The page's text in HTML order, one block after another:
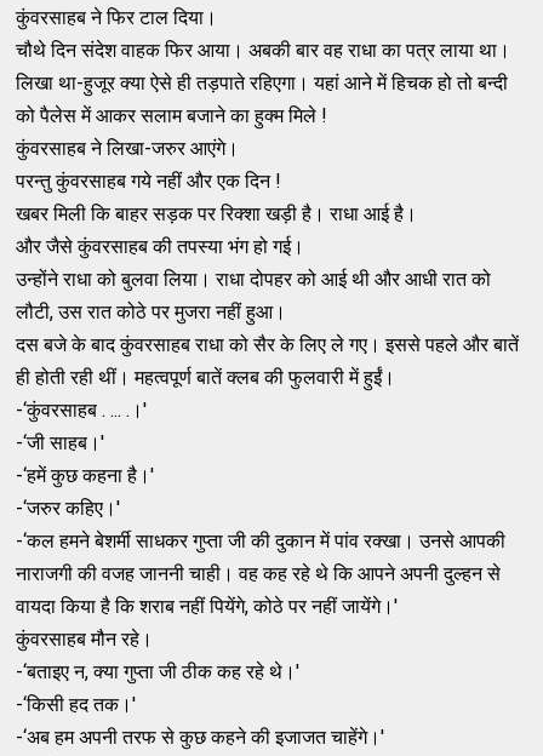
कुंवरसाहब ने फिर टाल दिया।
चौथे दिन संदेश वाहक फिर आया। अबकी बार वह राधा का पत्र लाया था।
लिखा था-हुजूर क्‍या ऐसे ही तड़पाते रहिएगा। यहां आने में हिचक हो तो बन्‍दी
को पैलेस में आकर सलाम बजाने का हुक्‍म मिले !
कुंवरसाहब ने लिखा-जरुर आएंगे।
परन्‍तु कुंवरसाहब गये नहीं और एक दिन !
खबर मिली कि बाहर सड़क पर रिक्‍शा खड़ी है। राधा आई है।
और जैसे कुंवरसाहब की तपस्‍या भंग हो गई।
उन्‍होंने राधा को बुलवा लिया। राधा दोपहर को आई थी और आधी रात को
लौटी, उस रात कोठे पर मुजरा नहीं हुआ।
दस बजे के बाद कुंवरसाहब राधा को सैर के लिए ले गए। इससे पहले और बातें
ही होती रही थीं। महत्‍वपूर्ण बातें क्‍लब की फुलवारी में हुईं।
-‘कुंवरसाहब . ... .।'
-‘जी साहब।'
-‘हमें कुछ कहना है।'
-‘जरुर कहिए।'
-‘कल हमने बेशर्मी साधकर गुप्‍ता जी की दुकान में पांव रक्‍खा। उनसे आपकी
नाराजगी की वजह जाननी चाही। वह कह रहे थे कि आपने अपनी दुल्‍हन से
वायदा किया है कि शराब नहीं पियेंगे, कोठे पर नहीं जायेंगे।'
कुंवरसाहब मौन रहे।
-‘बताइए न, क्‍या गुप्‍ता जी ठीक कह रहे थे।'
-‘किसी हद तक।'
-‘अब हम अपनी तरफ से कुछ कहने की इजाजत चाहेंगे।'